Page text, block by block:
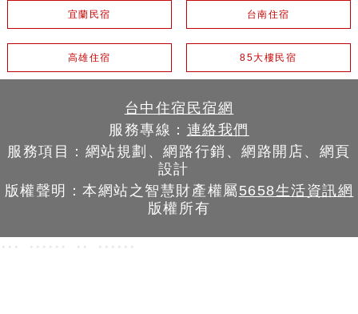
宜蘭民宿 台南住宿
高雄住宿 85大樓民宿
台中住宿民宿網
服務專線： 連絡我們
服務項目：網站規劃、網路行銷、網路開店、網頁
設計
版權聲明：本網站之智慧財產權屬5658生活資訊網
版權所有